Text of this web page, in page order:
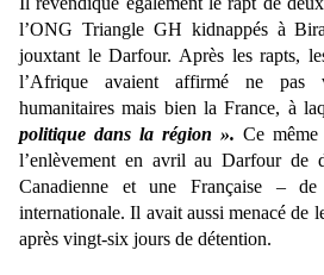
l’ONG Triangle GH kidnappés à
jouxtant le Darfour. Après les rapts,
l’Afrique avaient affirmé ne pas
humanitaires mais bien la France, à
politique dans la région ». Ce
l’enlèvement en avril au Darfour de
Canadienne et une Française –
internationale. Il avait aussi menacé de
après vingt-six jours de détention.